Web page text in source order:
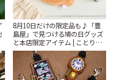
8月10日だけの限定品も♪「豊
島屋」で見つける鳩の日グッズ
と本店限定アイテム | ことりっ
ぷ